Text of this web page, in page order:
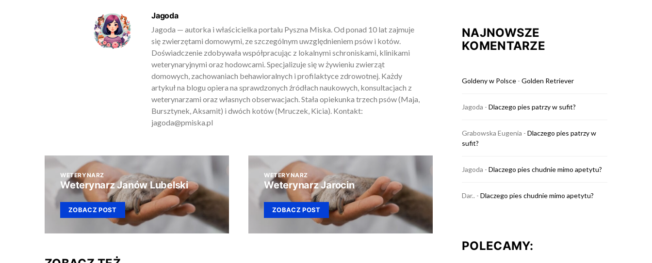
Jagoda
Jagoda — autorka i właścicielka portalu Pyszna Miska. Od ponad 10 lat zajmuje
się zwierzętami domowymi, ze szczególnym uwzględnieniem psów i kotów.
Doświadczenie zdobywała współpracując z lokalnymi schroniskami, klinikami
weterynaryjnymi oraz hodowcami. Specjalizuje się w żywieniu zwierząt
domowych, zachowaniach behawioralnych i profilaktyce zdrowotnej. Każdy
artykuł na blogu opiera na sprawdzonych źródłach naukowych, konsultacjach z
weterynarzami oraz własnych obserwacjach. Stała opiekunka trzech psów (Maja,
Bursztynek, Aksamit) i dwóch kotów (Mruczek, Kicia). Kontakt:
jagoda@pmiska.pl
WETERYNARZ
Weterynarz Janów Lubelski
ZOBACZ POST
WETERYNARZ
Weterynarz Jarocin
ZOBACZ POST
NAJNOWSZE
KOMENTARZE
Goldeny w Polsce - Golden Retriever
Jagoda - Dlaczego pies patrzy w sufit?
Grabowska Eugenia - Dlaczego pies patrzy w
sufit?
Jagoda - Dlaczego pies chudnie mimo apetytu?
Dar.. - Dlaczego pies chudnie mimo apetytu?
POLECAMY: